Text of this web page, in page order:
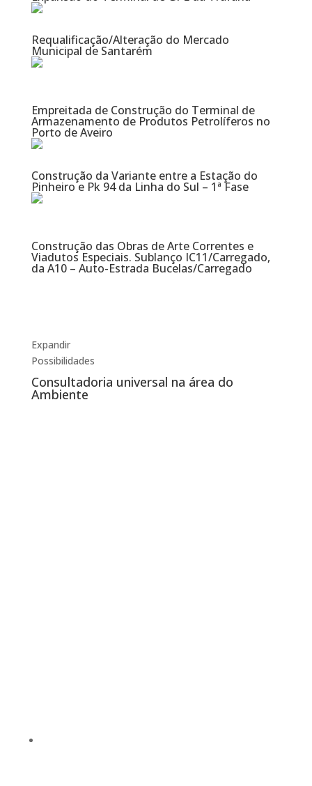
Requalificação/Alteração do Mercado
Municipal de Santarém
Empreitada de Construção do Terminal de
Armazenamento de Produtos Petrolíferos no
Porto de Aveiro
Construção da Variante entre a Estação do
Pinheiro e Pk 94 da Linha do Sul – 1ª Fase
Construção das Obras de Arte Correntes e
Viadutos Especiais. Sublanço IC11/Carregado,
da A10 – Auto-Estrada Bucelas/Carregado
Expandir
Possibilidades
Consultadoria universal na área do
Ambiente